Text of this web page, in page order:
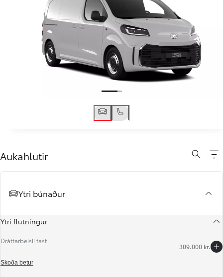
Aukahlutir
Ytri búnaður
Ytri flutningur
Dráttarbeisli fast
309.000 kr.
Skoða betur